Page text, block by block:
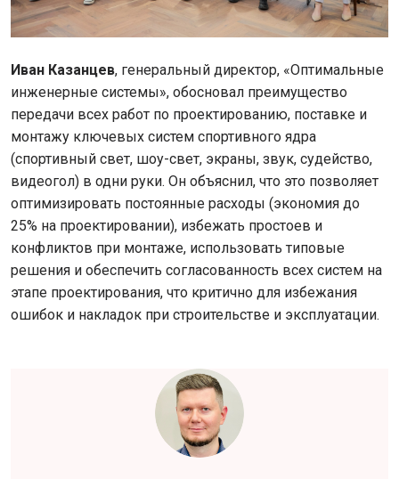
Иван Казанцев, генеральный директор, «Оптимальные
инженерные системы», обосновал преимущество
передачи всех работ по проектированию, поставке и
монтажу ключевых систем спортивного ядра
(спортивный свет, шоу-свет, экраны, звук, судейство,
видеогол) в одни руки. Он объяснил, что это позволяет
оптимизировать постоянные расходы (экономия до
25% на проектировании), избежать простоев и
конфликтов при монтаже, использовать типовые
решения и обеспечить согласованность всех систем на
этапе проектирования, что критично для избежания
ошибок и накладок при строительстве и эксплуатации.